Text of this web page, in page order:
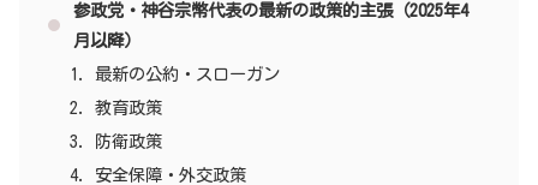
参政党・神谷宗幣代表の最新の政策的主張（2025年4
月以降）
最新の公約・スローガン
教育政策
防衛政策
安全保障・外交政策